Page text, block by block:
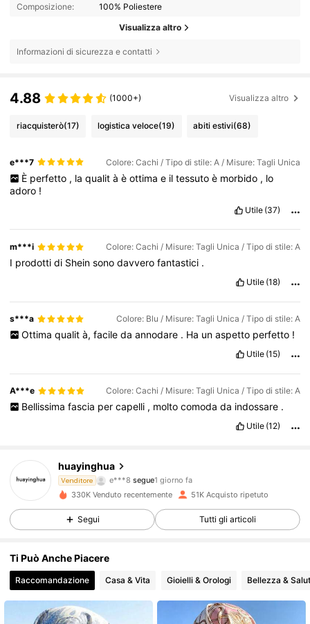
Composizione:
100% Poliestere
Visualizza altro
Informazioni di sicurezza e contatti
4.88 (1000+) Visualizza altro
riacquisterò(17) logistica veloce(19) abiti estivi(68)
e***7 Colore: Cachi / Tipo di stile: A / Misure: Tagli Unica
È perfetto , la qualit à è ottima e il tessuto è morbido , lo
adoro !
Utile (37)
m***i Colore: Cachi / Misure: Tagli Unica / Tipo di stile: A
I prodottidi Sheinsonodavverofantastici .
Utile (18)
s***a Colore: Blu / Misure: Tagli Unica / Tipo di stile: A
Ottima qualit à, facile da annodare . Ha un aspetto perfetto !
Utile (15)
A***e Colore: Cachi / Misure: Tagli Unica / Tipo di stile: A
Bellissima fascia per capelli , molto comoda da indossare .
Utile (12)
huayinghua
Venditore e***8 segue1 giorno fa
4.86
5.3K Follower
330K Venduto recentemente 51K Acquisto ripetuto
Segui Tutti gli articoli
Ti Può Anche Piacere
Raccomandazione Casa & Vita Gioielli & Orologi Bellezza &